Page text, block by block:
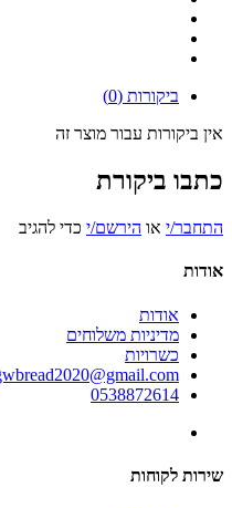
ביקורות (0)
אין ביקורות עבור מוצר זה
כתבו ביקורת
התחבר/י או הירשם/י כדי להגיב
אודות
אודות
מדיניות משלוחים
כשרויות
0538872614
שירות לקוחות